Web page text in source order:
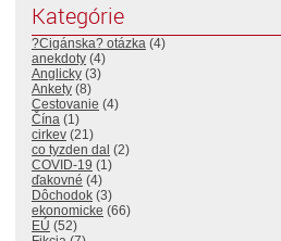
Kategórie
?Cigánska? otázka (4)
anekdoty (4)
Anglicky (3)
Ankety (8)
Cestovanie (4)
Čína (1)
cirkev (21)
co tyzden dal (2)
COVID-19 (1)
ďakovné (4)
Dôchodok (3)
ekonomicke (66)
EÚ (52)